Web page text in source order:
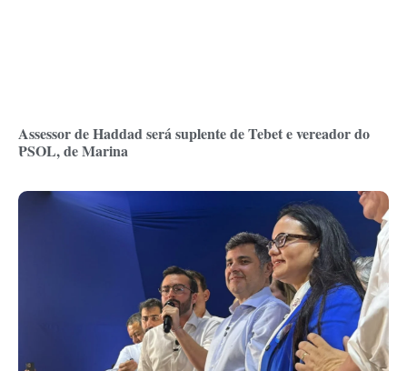
Assessor de Haddad será suplente de Tebet e vereador do
PSOL, de Marina